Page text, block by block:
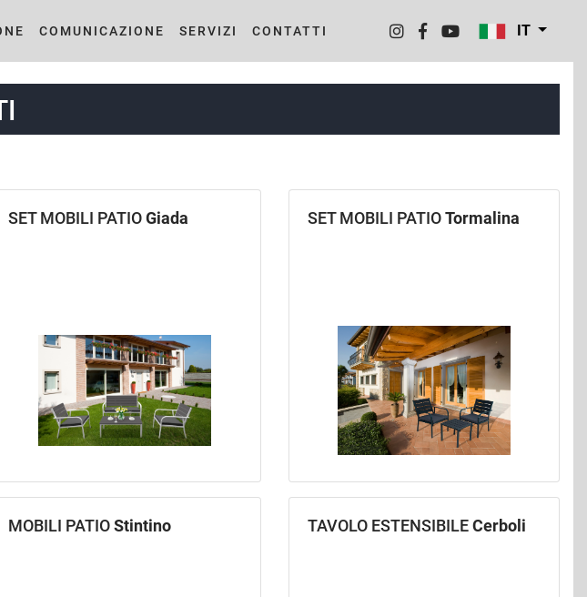
COMUNICAZIONE SERVIZI CONTATTI IT
SET MOBILI PATIOGiada SET MOBILI PATIOTormalina
MOBILI PATIOStintino TAVOLO ESTENSIBILECerboli